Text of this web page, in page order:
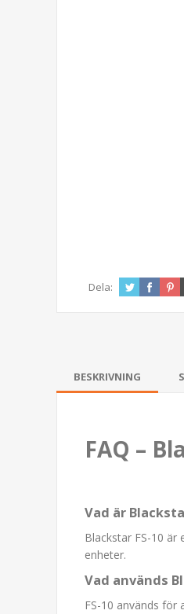
Dela:
BESKRIVNING
FAQ –
Vad är
Blackstar FS-10
enheter.
Vad används
FS-10 används